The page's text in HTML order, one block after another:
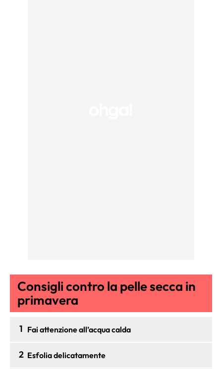
Consigli contro la pelle secca in
primavera
1 Fai attenzione all’acqua calda
2 Esfolia delicatamente